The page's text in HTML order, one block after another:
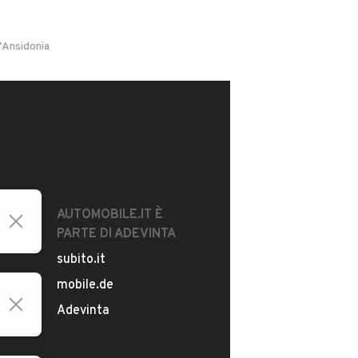
AUTOMOBILE.IT È
PARTE DI ADEVINTA
subito.it
mobile.de
Adevinta